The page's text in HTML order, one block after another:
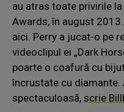
au atras toate privirile
Awards, în august
aici. Perry a jucat-o pe
videoclipul ei „Dark
poarte o coafură cu
încrustate cu
spectaculoasă, scrie